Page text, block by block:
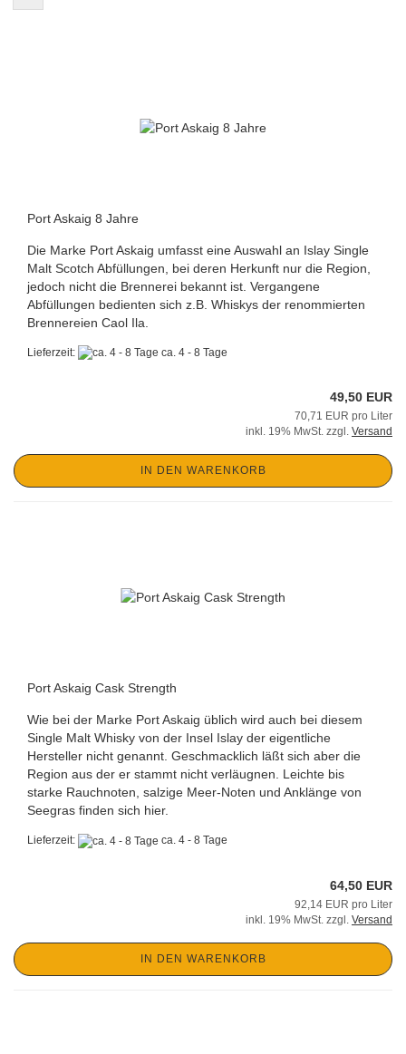
Port Askaig 8 Jahre
Die Marke Port Askaig umfasst eine Auswahl an Islay Single
Malt Scotch Abfüllungen, bei deren Herkunft nur die Region,
jedoch nicht die Brennerei bekannt ist. Vergangene
Abfüllungen bedienten sich z.B. Whiskys der renommierten
Brennereien Caol Ila.
Lieferzeit: ca. 4 - 8 Tage
49,50 EUR
70,71 EUR pro Liter
inkl. 19% MwSt. zzgl. Versand
IN DEN WARENKORB
Port Askaig Cask Strength
Wie bei der Marke Port Askaig üblich wird auch bei diesem
Single Malt Whisky von der Insel Islay der eigentliche
Hersteller nicht genannt. Geschmacklich läßt sich aber die
Region aus der er stammt nicht verläugnen. Leichte bis
starke Rauchnoten, salzige Meer-Noten und Anklänge von
Seegras finden sich hier.
Lieferzeit: ca. 4 - 8 Tage
64,50 EUR
92,14 EUR pro Liter
inkl. 19% MwSt. zzgl. Versand
IN DEN WARENKORB